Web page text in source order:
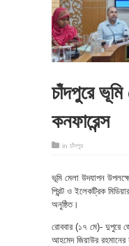
চাঁদপুরে
কনফারেন্স
in চাঁদপুর
ভূমি মেলা উদযাপন
প্রিন্ট ও ইলেকট্রিক
অনুষ্ঠিত।
রোববার (১৭ মে)- দুপুরে
আহমেদ জিয়াউর রহমানের